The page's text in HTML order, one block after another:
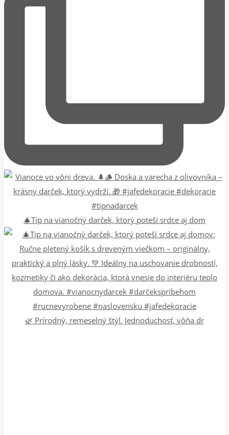
🎄Tip na vianočný darček, ktorý poteší srdce aj dom
🌿 Prírodný, remeselný štýl. Jednoduchosť, vôňa dr